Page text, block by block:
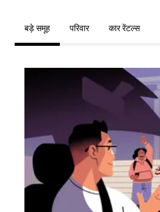
बड़े समूह परिवार कार रेंटल्स